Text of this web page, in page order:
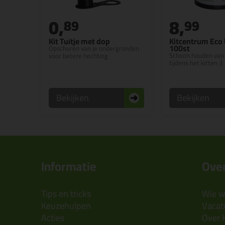
Kit Tuitje met dop
Opschuren van je ondergronden
0,89
Kitcentrum
100st
Schoon houden van
8,99
Informatie
Tips en tricks
Keuzehulpen
Acties
Wie
Over